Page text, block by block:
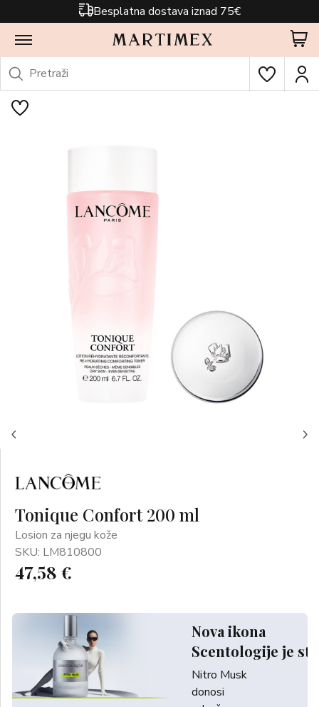
Besplatna dostava iznad 75€
Tonique Confort 200 ml
Losion za njegu kože
SKU: LM810800
47,58 €
Nova ikona
Scentologije je
Nitro Musk
donosi